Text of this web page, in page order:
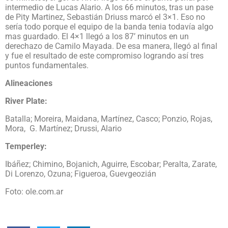
intermedio de Lucas Alario. A los 66 minutos, tras un pase
de Pity Martinez, Sebastián Driuss marcó el 3×1. Eso no
sería todo porque el equipo de la banda tenia todavía algo
mas guardado. El 4×1 llegó a los 87’ minutos en un
derechazo de Camilo Mayada. De esa manera, llegó al final
y fue el resultado de este compromiso logrando así tres
puntos fundamentales.
Alineaciones
River Plate:
Batalla; Moreira, Maidana, Martínez, Casco; Ponzio, Rojas,
Mora, G. Martínez; Drussi, Alario
Temperley:
Ibáñez; Chimino, Bojanich, Aguirre, Escobar; Peralta, Zarate,
Di Lorenzo, Ozuna; Figueroa, Guevgeozián
Foto: ole.com.ar